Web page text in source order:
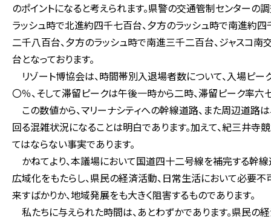
のポイントになると考えられます。県警の交通管制センターの
ラッシュ時で北進約四千七百台、夕方のラッシュ時で南進約
二千八百台、夕方のラッシュ時で南進三千二百台、ジャスコ
台となっております。
リゾート博協会は、時間帯別入退場者数について、入場ピ
〇％、そして滞留ピークは午後一時から二時、滞留ピーク率六
この数値から、マリーナシティへの幹線道路、また周辺道路
回る混雑状況になることは明白であります。加えて、紀三井
てはならない事実であります。
かねてより、本議場において国道四十二号線を補完する幹
広域化をもたらし、県民の経済活動、日常生活において必要
来すばかりか、地域発展をも大きく阻害するものであります。
私たちに与えられた時間は、あとわずかであります。県民の